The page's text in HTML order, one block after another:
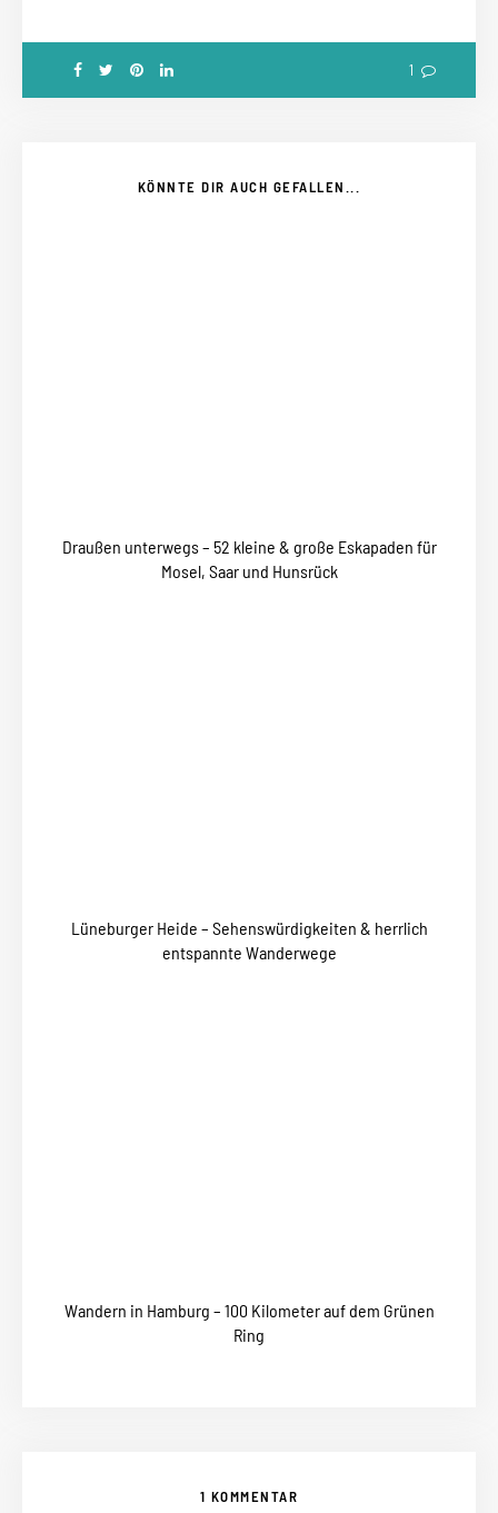
1
KÖNNTE DIR AUCH GEFALLEN...
Draußen unterwegs – 52 kleine & große Eskapaden für
Mosel, Saar und Hunsrück
Lüneburger Heide – Sehenswürdigkeiten & herrlich
entspannte Wanderwege
Wandern in Hamburg – 100 Kilometer auf dem Grünen
Ring
1 KOMMENTAR